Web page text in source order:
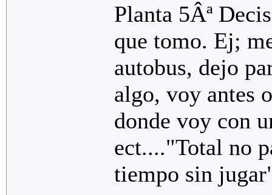
Planta 5Âª
que tomo. Ej;
autobus, dejo
algo, voy antes
donde voy con
ect...."Total no
tiempo sin